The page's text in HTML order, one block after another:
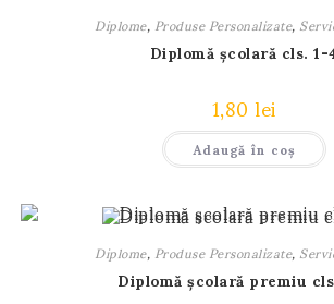
Diplome,Produse Personalizate,
Diplomă școlară cls.
1,80lei
Adaugă în coș
Diplome,Produse Personalizate,
Diplomă școlară premiu